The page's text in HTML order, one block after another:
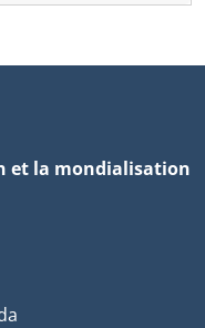
et la mondialisation